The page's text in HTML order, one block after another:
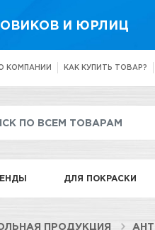
И ЮРЛИЦ
КОМПАНИИ КАК КУПИТЬ ТОВАР?
ДЛЯ ПОКРАСКИ
ПРОДУКЦИЯ